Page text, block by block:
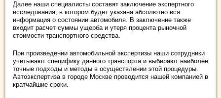
Далее наши специалисты составят заключение экспертного
исследования, в котором будет указана абсолютно вся
информация о состоянии автомобиля. В заключение также
входит расчет суммы ущерба и утеря процента рыночной
стоимости транспортного средства.
При произведении автомобильной экспертизы наши сотрудники
учитывают специфику данного транспорта и выбирают наиболее
точные подходы и методы в осуществлении этой процедуры.
Автоэкспертиза в городе Москве проводится нашей компанией в
кратчайшие сроки.